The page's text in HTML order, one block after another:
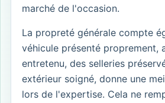
marché de l'occasion.
La propreté générale compte
véhicule présenté proprement,
entretenu, des selleries
extérieur soigné, donne une
lors de l'expertise. Cela ne